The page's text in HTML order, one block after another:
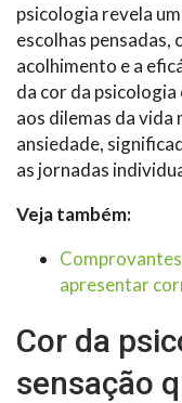
psicologia revela
escolhas pensadas,
acolhimento e a
da cor da
aos dilemas da
ansiedade,
as jornadas
Veja também:
apresentar
Cor da
sensação